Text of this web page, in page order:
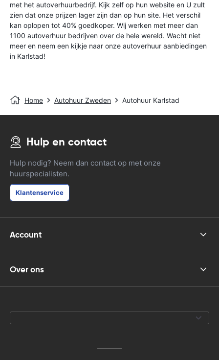
met het autoverhuurbedrijf. Kijk zelf op hun website en U zult
zien dat onze prijzen lager zijn dan op hun site. Het verschil
kan oplopen tot 40% goedkoper. Wij werken met meer dan
1100 autoverhuur bedrijven over de hele wereld. Wacht niet
meer en neem een kijkje naar onze autoverhuur aanbiedingen
in Karlstad!
Home Autohuur Zweden Autohuur Karlstad
Hulp en contact
Hulp nodig? Neem dan contact op met onze
huurspecialisten.
Klantenservice
Account
Over ons